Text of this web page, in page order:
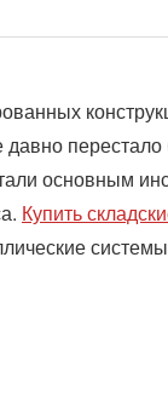
перестало
основным
Купить